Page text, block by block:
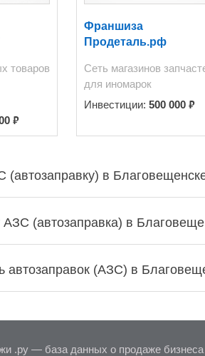
товаров
₽
Франшиза
Продеталь.рф
Сеть магазинов
для иномарок
Инвестиции: 500 000 ₽
(автозаправку) в
АЗС (автозаправка) в
автозаправок (АЗС) в
.ру — база данных о продаже